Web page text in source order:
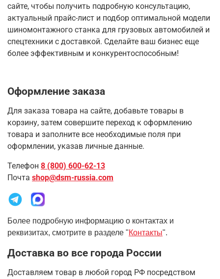
сайте, чтобы получить подробную консультацию,
актуальный прайс-лист и подбор оптимальной модели
шиномонтажного станка для грузовых автомобилей и
спецтехники с доставкой. Сделайте ваш бизнес еще
более эффективным и конкурентоспособным!
Оформление заказа
Для заказа товара на сайте, добавьте товары в
корзину, затем совершите переход к оформлению
товара и заполните все необходимые поля при
оформлении, указав личные данные.
Телефон 8 (800) 600-62-13
Почта shop@dsm-russia.com
Более подробную информацию о контактах и
реквизитах, смотрите в разделе "Контакты".
Доставка во все города России
Доставляем товар в любой город РФ посредством